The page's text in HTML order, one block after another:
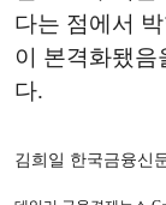
다는 점에서
이 본격화됐음
다.
김희일 한국금융신